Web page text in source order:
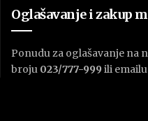
Oglašavanje i zakup
Ponudu za oglašavanje na
broju 023/777-999 ili emailu